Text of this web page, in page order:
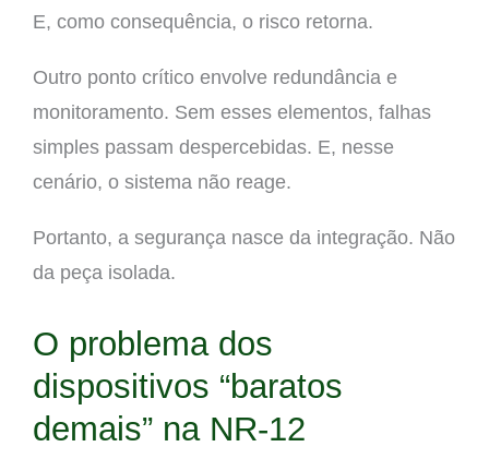
E, como consequência, o risco retorna.
Outro ponto crítico envolve redundância e
monitoramento. Sem esses elementos, falhas
simples passam despercebidas. E, nesse
cenário, o sistema não reage.
Portanto, a segurança nasce da integração. Não
da peça isolada.
O problema dos
dispositivos “baratos
demais” na NR-12